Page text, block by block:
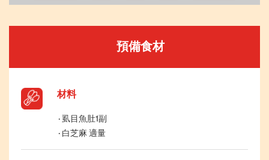
預備食材
材料
虱目魚肚1副
白芝麻 適量